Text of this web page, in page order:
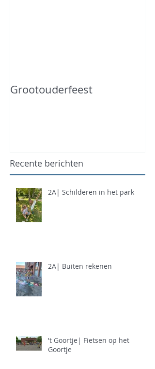
Grootouderfeest
Recente berichten
2A| Schilderen in het park
2A| Buiten rekenen
't Goortje| Fietsen op het
Goortje